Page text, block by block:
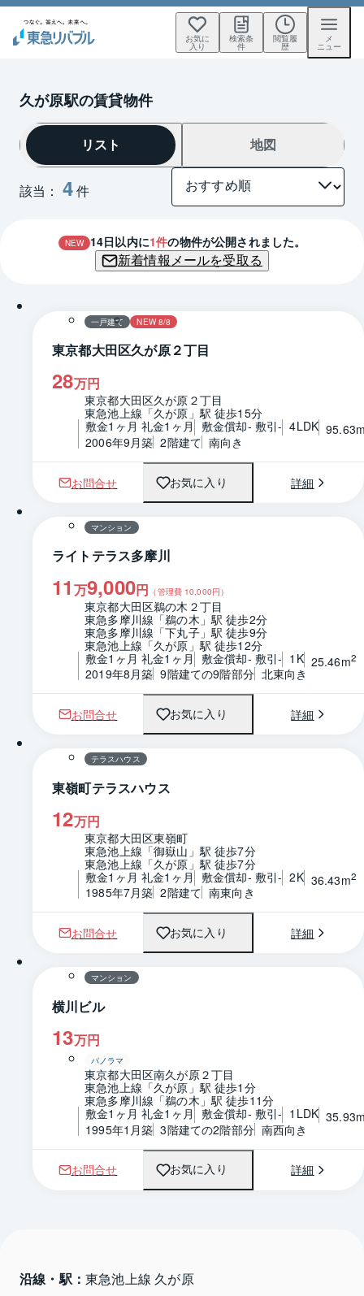
お気に
入り
検索条
件
閲覧履
歴
メ
ニュー
久が原駅の賃貸物件
該当： 4件
リスト 地図
NEW 14日以内に1件の物件が公開されました。
新着情報メールを受取る
一戸建て NEW 8/8
東京都大田区久が原２丁目
28万円
東京都大田区久が原２丁目
東急池上線「久が原」駅 徒歩15分
敷金1ヶ月 礼金1ヶ月 敷金償却- 敷引- 4LDK
2006年9月築 2階建て 南向き
お問合せ お気に入り 詳細
1 / 0 間取り
マンション
ライトテラス多摩川
11 万9,000円 （管理費 10,000円）
東京都大田区鵜の木２丁目
東急多摩川線「鵜の木」駅 徒歩2分
東急多摩川線「下丸子」駅 徒歩9分
東急池上線「久が原」駅 徒歩12分
敷金1ヶ月 礼金1ヶ月 敷金償却- 敷引- 1K 25.46m2
2019年8月築 9階建ての9階部分 北東向き
お問合せ お気に入り 詳細
1 / 0 間取り
テラスハウス
東嶺町テラスハウス
12万円
東京都大田区東嶺町
東急池上線「御嶽山」駅 徒歩7分
東急池上線「久が原」駅 徒歩7分
敷金1ヶ月 礼金1ヶ月 敷金償却- 敷引- 2K 36.43m2
1985年7月築 2階建て 南東向き
お問合せ お気に入り 詳細
1 / 0 間取り
マンション
横川ビル
13万円
パノラマ
東京都大田区南久が原２丁目
東急池上線「久が原」駅 徒歩1分
東急多摩川線「鵜の木」駅 徒歩11分
敷金1ヶ月 礼金1ヶ月 敷金償却- 敷引- 1LDK
1995年1月築 3階建ての2階部分 南西向き
お問合せ お気に入り 詳細
沿線・駅： 東急池上線 久が原